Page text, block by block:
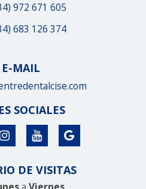
972 671 605
683 126 374
E-MAIL
SOCIALES
DE VISITAS